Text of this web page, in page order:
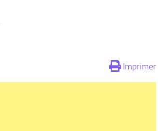
Imprimer